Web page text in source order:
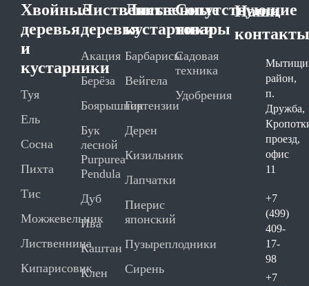
Хвойные
деревья
и
кустарники
Туя
Ель
Сосна
Пихта
Тис
Можжевельник
Лиственница
Кипарисовик
Лиственные
деревья
Акация
Берёза
Боярышник
Бук
лесной
Purpurea
Pendula
Дуб
Ива
Каштан
Клен
Лиственные
кустарники
Барбарисы
Вейгела
Гортензии
Дерен
Кизильник
Лапчатки
Пиерис
японский
Пузыреплодники
Сирень
Сопутствующие
товары
Садовая
техника
Удобрения
Наши
район,
п.
Дружба,
проезд,
офис
11
+7
(499)
409-
17-
98
+7